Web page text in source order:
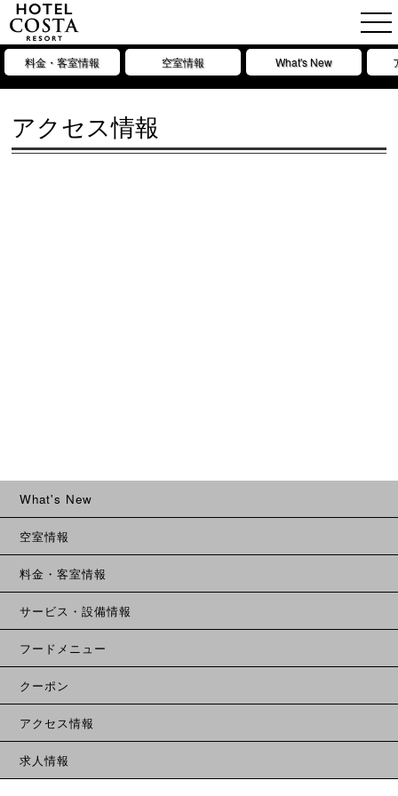
料金・客室情報 空室情報 What's New
アクセス情報
What's New
空室情報
料金・客室情報
サービス・設備情報
フードメニュー
クーポン
アクセス情報
求人情報